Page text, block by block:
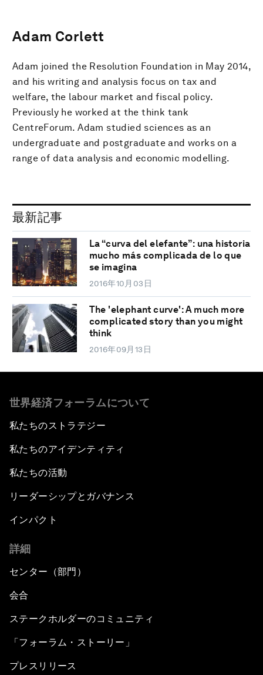
Adam Corlett
Adam joined the Resolution Foundation in May 2014,
and his writing and analysis focus on tax and
welfare, the labour market and fiscal policy. ​​
Previously he worked at the think tank
CentreForum. Adam studied sciences as an
undergraduate and postgraduate and ​works on a
range of data analysis and economic modelling.
最新記事
La “curva del elefante”: una historia
mucho más complicada de lo que
se imagina
2016年10月03日
The 'elephant curve': A much more
complicated story than you might
think
2016年09月13日
世界経済フォーラムについて
私たちのストラテジー
私たちのアイデンティティ
私たちの活動
リーダーシップとガバナンス
インパクト
詳細
センター（部門）
会合
ステークホルダーのコミュニティ
「フォーラム・ストーリー」
プレスリリース